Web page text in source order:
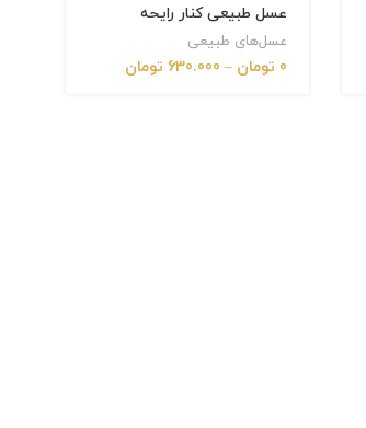
عسل طبیعی کنار رایحه
عسل‌های طبیعی
0 تومان –
630.000 تومان